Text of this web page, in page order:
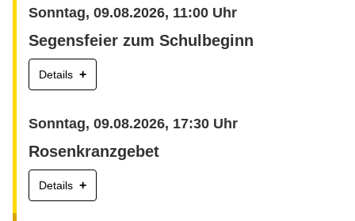
Sonntag, 09.08.2026, 11:00 Uhr
Segensfeier zum Schulbeginn
Details +
Sonntag, 09.08.2026, 17:30 Uhr
Rosenkranzgebet
Details +